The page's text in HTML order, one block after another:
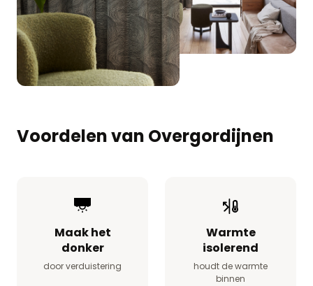
Voordelen van Overgordijnen
Maak het
donker
door verduistering
Warmte
isolerend
houdt de warmte
binnen